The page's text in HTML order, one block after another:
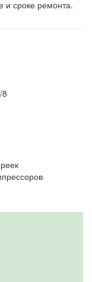
и сроке ремонта.